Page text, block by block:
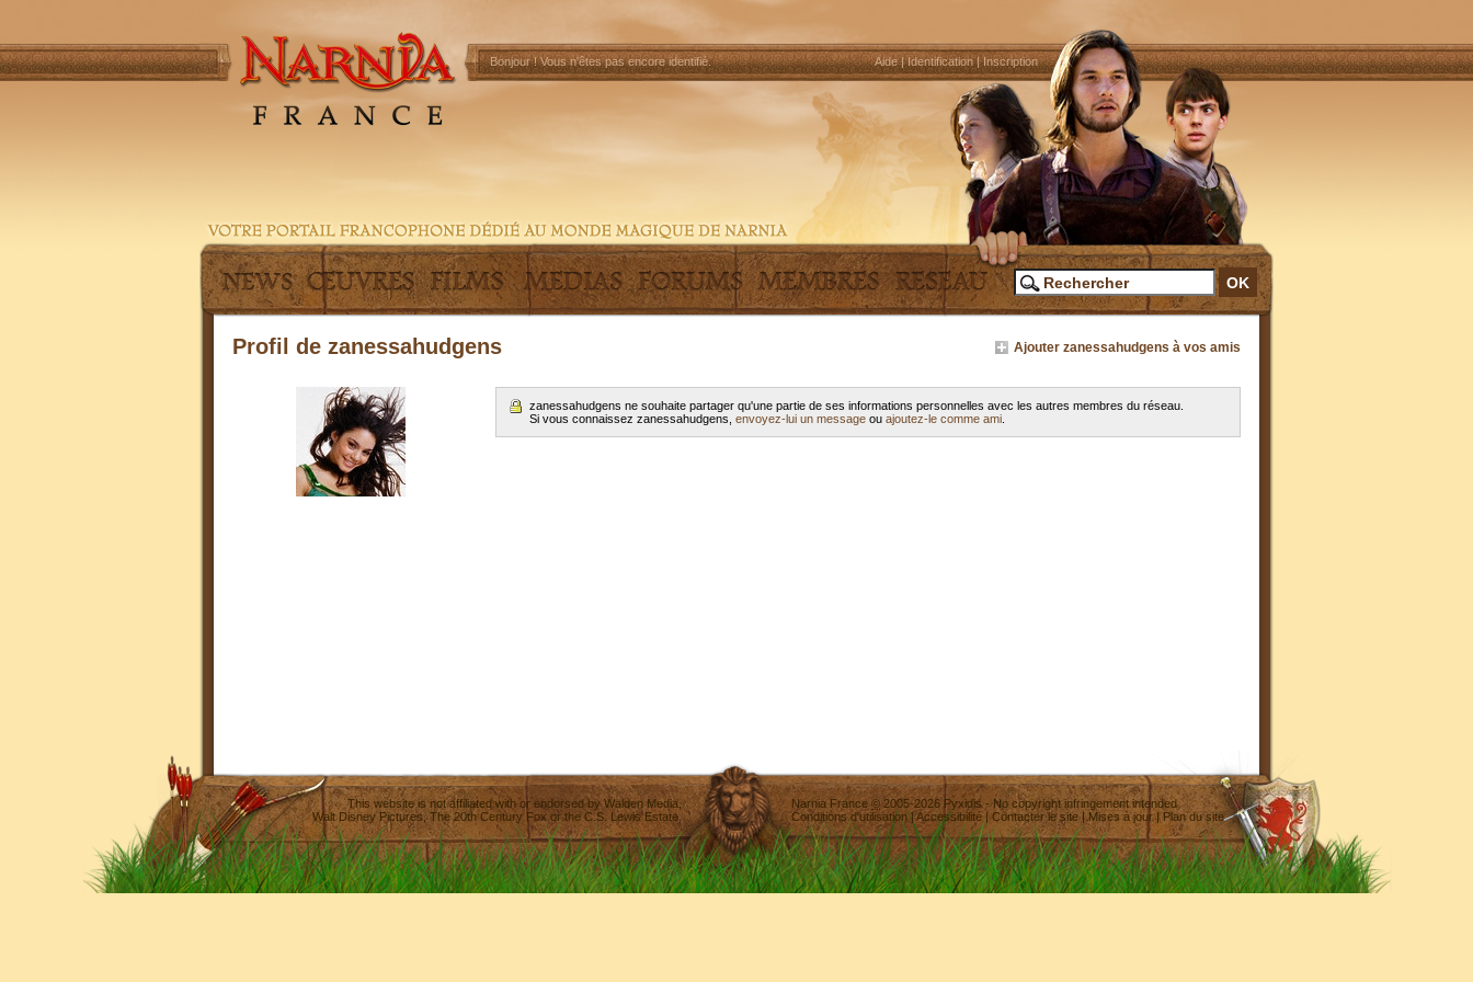
Bonjour !Vous n'êtes pas encore identifié. Aide|Identification|Inscription
Profil de zanessahudgens Ajouter zanessahudgens à vos amis
zanessahudgens ne souhaite partager qu'une partie de ses informations personnelles avec les autres membres du réseau.
Si vous connaissez zanessahudgens, envoyez-lui un message ou ajoutez-le comme ami
This website is not affiliated with or endorsed byWalden Media
Walt Disney Pictures,The 20th Century Fox or the C.S. Lewis Estate.
Narnia France ©2005-2026 Pyxidis- No copyright infringement intended
Conditions d'utilisation|Accessibilité| Contacter le site|Mises à jour| Plan du site